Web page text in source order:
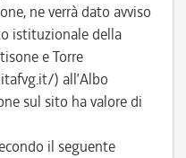
ne verrà dato avviso
istituzionale della
e Torre
) all’Albo
sul sito ha valore di
il seguente